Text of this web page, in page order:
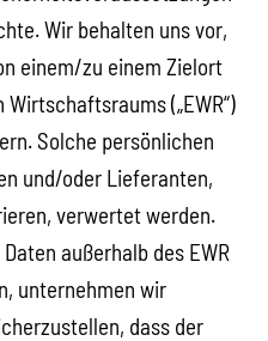
Wir behalten uns vor,
einem/zu einem Zielort
(„EWR“)
Solche persönlichen
und/oder Lieferanten,
verwertet werden.
außerhalb des EWR
unternehmen wir
dass der